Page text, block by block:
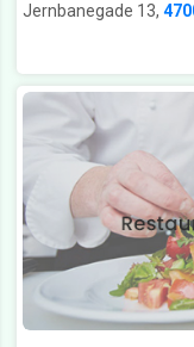
Jernbanegade 13,